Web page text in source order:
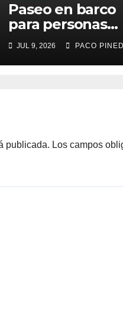
Paseo en barco
para personas
mayores
JUL 9, 2026 PACO
publicada. Los campos